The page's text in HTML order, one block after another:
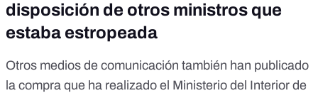
disposición de otros ministros que
estaba estropeada
Otros medios de comunicación también han publicado
la compra que ha realizado el Ministerio del Interior de